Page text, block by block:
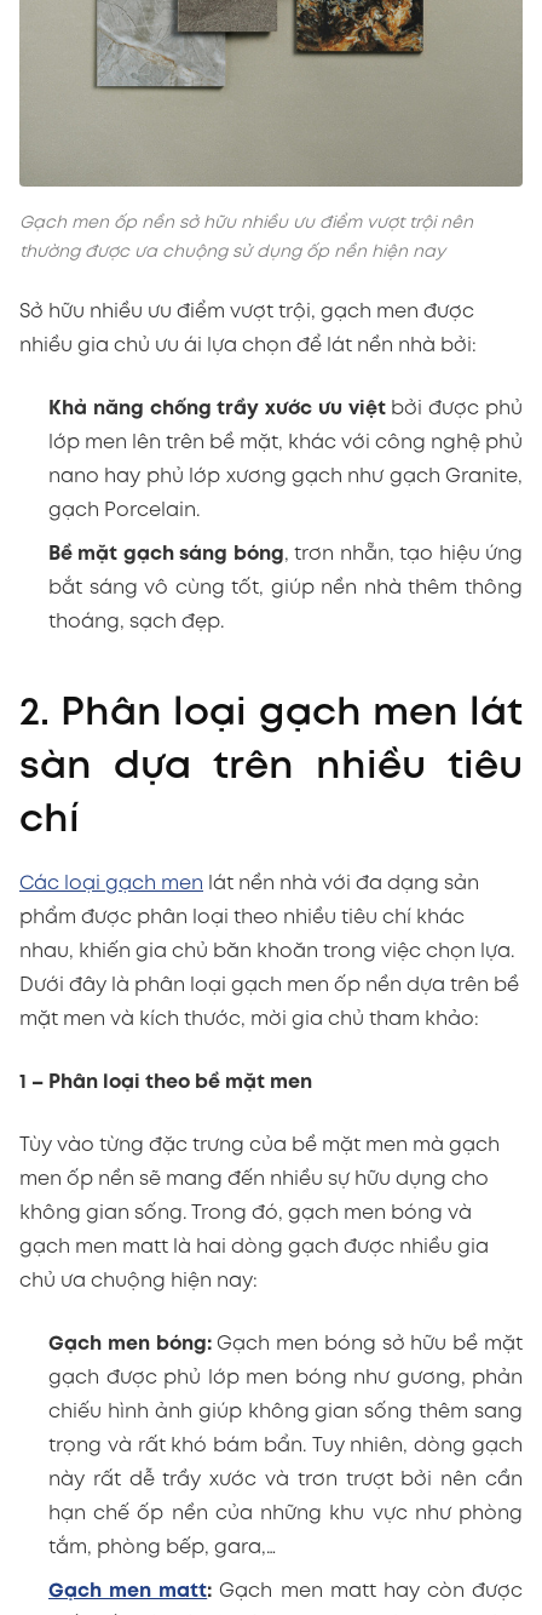
Gạch men ốp nền sở hữu nhiều ưu điểm vượt trội nên
thường được ưa chuộng sử dụng ốp nền hiện nay
Sở hữu nhiều ưu điểm vượt trội, gạch men được
nhiều gia chủ ưu ái lựa chọn để lát nền nhà bởi:
Khả năng chống trầy xước ưu việtbởi được phủ
lớp men lên trên bề mặt, khác với công nghệ phủ
nano hay phủ lớp xương gạch như gạch Granite,
gạch Porcelain.
Bề mặt gạch sáng bóng, trơn nhẵn, tạo hiệu ứng
bắt sáng vô cùng tốt, giúp nền nhà thêm thông
thoáng, sạch đẹp.
2. Phân loại gạch men lát
sàn dựa trên nhiều tiêu
chí
Các loại gạch men lát nền nhà với đa dạng sản
phẩm được phân loại theo nhiều tiêu chí khác
nhau, khiến gia chủ băn khoăn trong việc chọn lựa.
Dưới đây là phân loại gạch men ốp nền dựa trên bề
mặt men và kích thước, mời gia chủ tham khảo:
1 – Phân loại theo bề mặt men
Tùy vào từng đặc trưng của bề mặt men mà gạch
men ốp nền sẽ mang đến nhiều sự hữu dụng cho
không gian sống. Trong đó, gạch men bóng và
gạch men matt là hai dòng gạch được nhiều gia
chủ ưa chuộng hiện nay:
Gạch men bóng:Gạch men bóng sở hữu bề mặt
gạch được phủ lớp men bóng như gương, phản
chiếu hình ảnh giúp không gian sống thêm sang
trọng và rất khó bám bẩn. Tuy nhiên, dòng gạch
này rất dễ trầy xước và trơn trượt bởi nên cần
hạn chế ốp nền của những khu vực như phòng
tắm, phòng bếp, gara,…
Gạch men matt: Gạch men matt hay còn được